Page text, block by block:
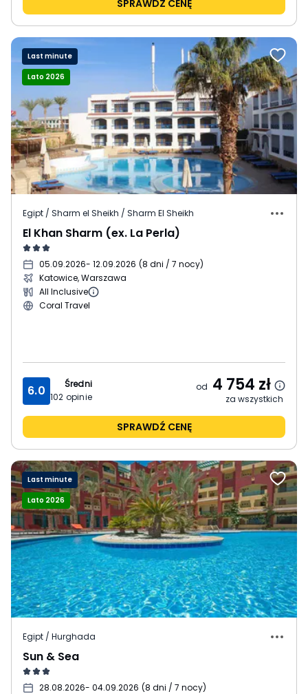
SPRAWDŹ CENĘ
Last minute
Lato 2026
Egipt / Sharm el Sheikh / Sharm El Sheikh
El Khan Sharm (ex. La Perla)
05.09.2026- 12.09.2026 (8 dni / 7 nocy)
Katowice, Warszawa
All Inclusive
Coral Travel
6.0
Średni
102 opinie
od 4 754 zł
za wszystkich
SPRAWDŹ CENĘ
Last minute
Lato 2026
Egipt / Hurghada
Sun & Sea
28.08.2026- 04.09.2026 (8 dni / 7 nocy)